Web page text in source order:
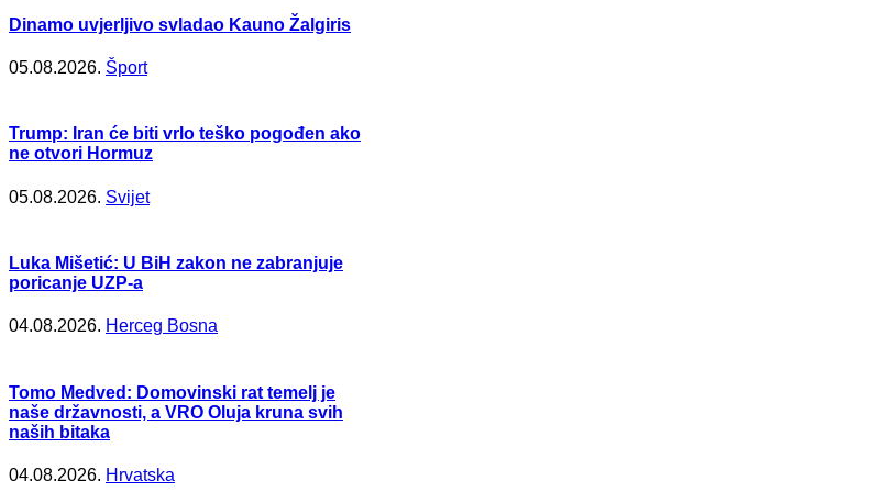
Dinamo uvjerljivo svladao Kauno Žalgiris
05.08.2026. Šport
Trump: Iran će biti vrlo teško pogođen ako
ne otvori Hormuz
05.08.2026. Svijet
Luka Mišetić: U BiH zakon ne zabranjuje
poricanje UZP-a
04.08.2026. Herceg Bosna
Tomo Medved: Domovinski rat temelj je
naše državnosti, a VRO Oluja kruna svih
naših bitaka
04.08.2026. Hrvatska